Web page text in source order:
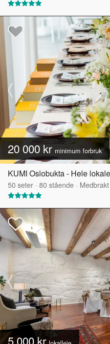
20 000 kr minimum forbruk
KUMI Oslobukta - Hele
50seter · 80stående ·
5 000 kr